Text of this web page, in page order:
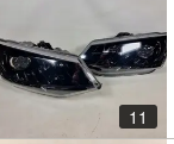
11